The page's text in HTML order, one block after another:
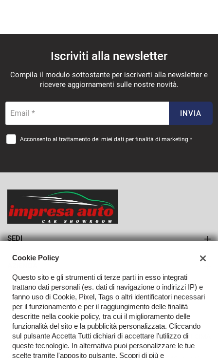
VEDI
812€/mese
36 Mesi
36 Mesi
VEDI
Iscriviti alla newsletter
Compila il modulo sottostante per iscriverti alla newsletter e
ricevere aggiornamenti sulle nostre novità.
Email * INVIA
Acconsento al trattamento dei miei dati per finalità di marketing *
SEDI
Azienda
Contatti
TORNA IN CIMA
Cookie Policy
Questo sito e gli strumenti di terze parti in esso integrati
trattano dati personali (es. dati di navigazione o indirizzi IP) e
fanno uso di Cookie, Pixel, Tags o altri identificatori necessari
per il funzionamento e per il raggiungimento delle finalità
descritte nella cookie policy, tra cui il miglioramento delle
funzionalità del sito e la pubblicità personalizzata. Cliccando
sul pulsante Accetta Tutti dichiari di accettare l'utilizzo di
queste tecnologie. In alternativa puoi personalizzare le tue
scelte tramite l'apposito pulsante. Scopri di più e